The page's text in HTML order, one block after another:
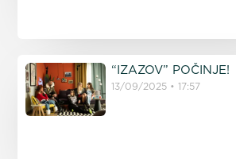
“IZAZOV” POČINJE!
13/09/2025 17:57